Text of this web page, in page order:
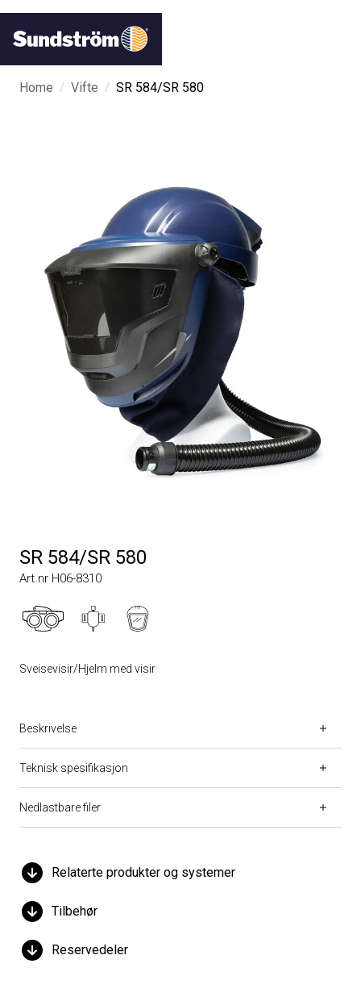
Home / Vifte / SR 584/SR 580
SR 584/SR 580
Art.nr H06-8310
Sveisevisir/Hjelm med visir
Beskrivelse
Teknisk spesifikasjon
Nedlastbare filer
Relaterte produkter og systemer
Tilbehør
Reservedeler